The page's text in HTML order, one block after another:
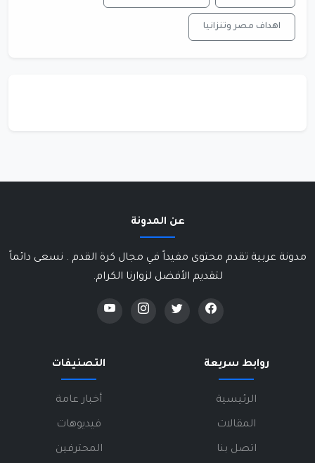
اهداف مصر وتنزانيا
عن المدونة
مدونة عربية تقدم محتوى مفيداً في مجال كرة القدم . نسعى دائماً
لتقديم الأفضل لزوارنا الكرام.
روابط سريعة
الرئيسية
المقالات
اتصل بنا
التصنيفات
أخبار عامة
فيديوهات
المحترفين